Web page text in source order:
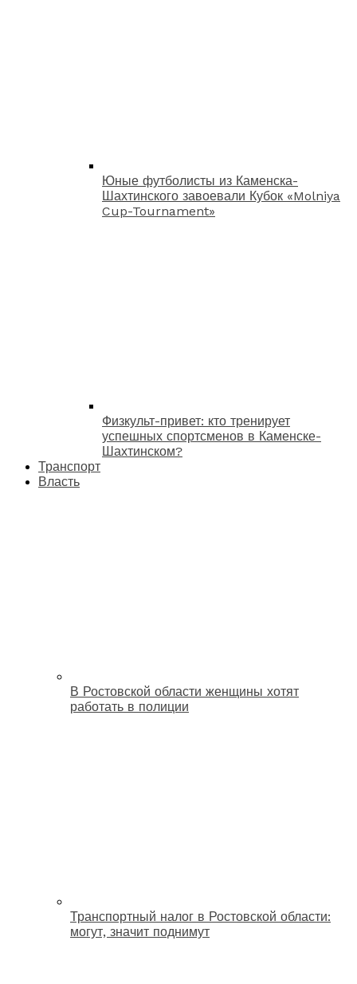
Юные футболисты из Каменска-
Шахтинского завоевали Кубок «Molniya
Cup-Tournament»
Физкульт-привет: кто тренирует
успешных спортсменов в Каменске-
Шахтинском?
Транспорт
Власть
В Ростовской области женщины хотят
работать в полиции
Транспортный налог в Ростовской области:
могут, значит поднимут